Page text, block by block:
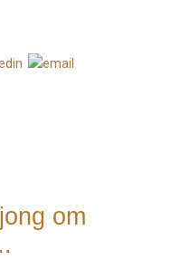
om